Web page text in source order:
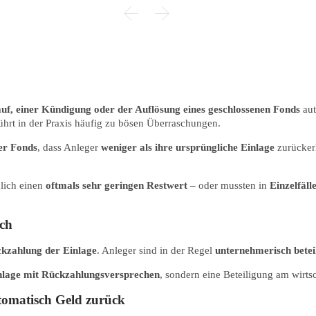
 
einer Kündigung oder der Auflösung eines geschlossenen Fonds
in der Praxis häufig zu bösen Überraschungen.
Fonds, dass Anleger weniger als ihre ursprüngliche Einlage
einen oftmals sehr geringen Restwert – oder mussten in
der Einlage. Anleger sind in der Regel unternehmerisch
mit Rückzahlungsversprechen, sondern eine Beteiligung am
Geld zurück